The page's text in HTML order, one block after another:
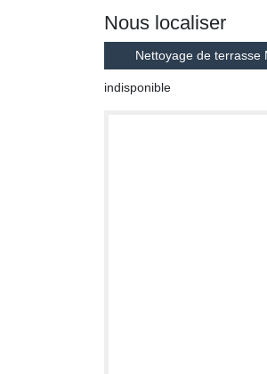
Nous localiser
Nettoyage de terrasse
indisponible